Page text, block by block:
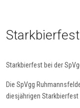
Starkbierfest bei der
Die SpVgg
diesjährigen Starkbierfest